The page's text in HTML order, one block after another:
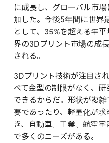
に成長し、グローバル市
加した。今後5年間に世界
として、35%を超える年
界の3Dプリント市場の成
される。
3Dプリント技術が注目さ
べて金型の制限がなく、
できるからだ。形状が複
要であったり、軽量化が
き、自動車、工業、航空
で多くのニーズがある。